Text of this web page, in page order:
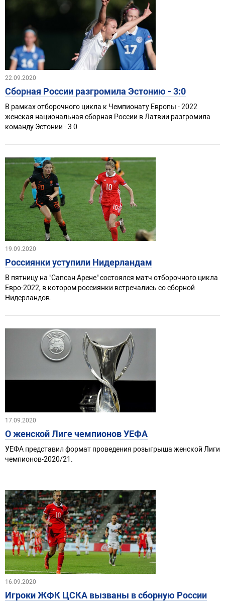
22.09.2020
Сборная России разгромила Эстонию - 3:0
В рамках отборочного цикла к Чемпионату Европы - 2022
женская национальная сборная России в Латвии разгромила
команду Эстонии - 3:0.
19.09.2020
Россиянки уступили Нидерландам
В пятницу на "Сапсан Арене" состоялся матч отборочного цикла
Евро-2022, в котором россиянки встречались со сборной
Нидерландов.
17.09.2020
О женской Лиге чемпионов УЕФА
УЕФА представил формат проведения розыгрыша женской Лиги
чемпионов-2020/21.
16.09.2020
Игроки ЖФК ЦСКА вызваны в сборную России